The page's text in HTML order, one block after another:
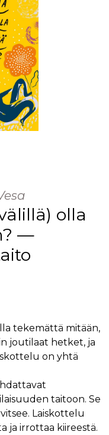
olla
—
tekemättä mitään,
joutilaat hetket, ja
on yhtä
taitoon. Se
Laiskottelu
ja irrottaa kiireestä.